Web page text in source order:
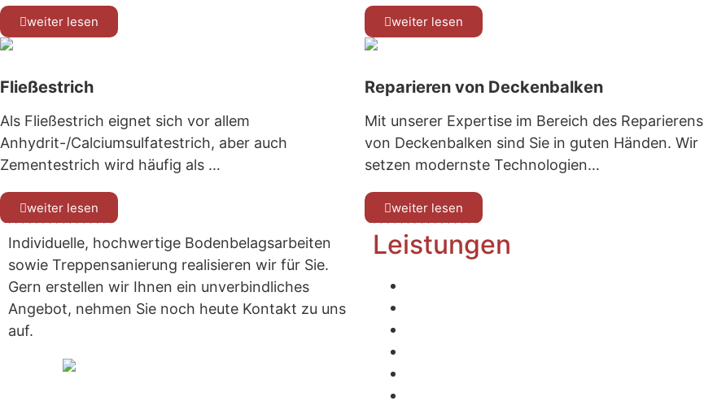
weiter lesen weiter lesen
Fließestrich
Als Fließestrich eignet sich vor allem
Anhydrit-/Calciumsulfatestrich, aber auch
Zementestrich wird häufig als …
weiter lesen
Reparieren von Deckenbalken
Mit unserer Expertise im Bereich des Reparierens
von Deckenbalken sind Sie in guten Händen. Wir
setzen modernste Technologien…
weiter lesen
Individuelle, hochwertige Bodenbelagsarbeiten
sowie Treppensanierung realisieren wir für Sie.
Gern erstellen wir Ihnen ein unverbindliches
Angebot, nehmen Sie noch heute Kontakt zu uns
auf.
Leistungen